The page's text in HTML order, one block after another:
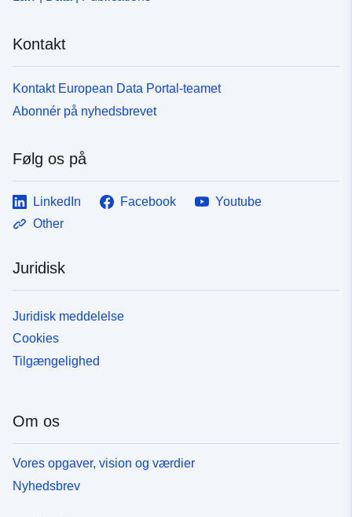
Kontakt
Kontakt European Data Portal-teamet
Abonnér på nyhedsbrevet
Følg os på
LinkedIn Facebook
Youtube
Other
Juridisk
Juridisk meddelelse
Cookies
Tilgængelighed
Om os
Vores opgaver, vision og værdier
Nyhedsbrev